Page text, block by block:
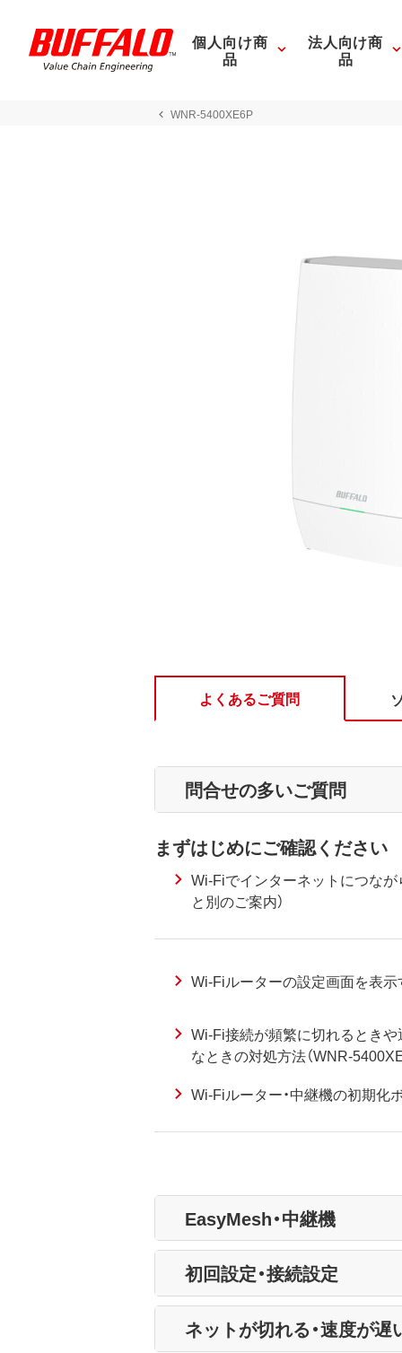
個人向け商
品
法人向け商
品
WNR-5400XE6P
よくあるご質問
問合せの多いご質問
まずはじめにご確認ください
Wi-Fiでインターネットにつなが
と別のご案内）
Wi-Fiルーターの設定画面を表
Wi-Fi接続が頻繁に切れるとき
なときの対処方法（WNR-
Wi-Fiルーター・中継機の初期化
EasyMesh・中継機
初回設定・接続設定
ネットが切れる・速度が遅